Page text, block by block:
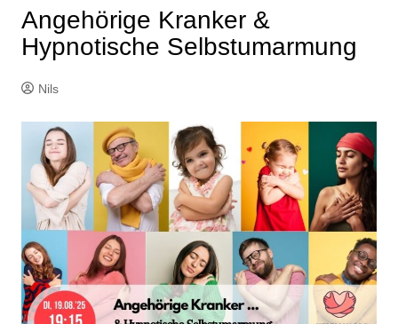
Angehörige Kranker &
Hypnotische Selbstumarmung
Nils